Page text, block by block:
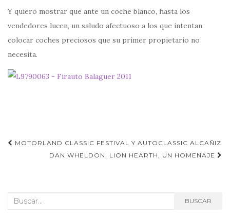
Y quiero mostrar que ante un coche blanco, hasta los
vendedores lucen, un saludo afectuoso a los que intentan
colocar coches preciosos que su primer propietario no
necesita.
Navegación
MOTORLAND CLASSIC FESTIVAL Y AUTOCLASSIC ALCAÑIZ
DAN WHELDON, LION HEARTH, UN HOMENAJE
Buscar: BUSCAR